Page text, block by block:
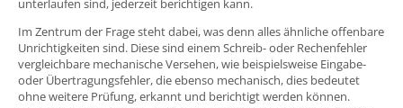
unterlaufen sind, jederzeit berichtigen kann.
Im Zentrum der Frage steht dabei, was denn alles ähnliche offenbare
Unrichtigkeiten sind. Diese sind einem Schreib- oder Rechenfehler
vergleichbare mechanische Versehen, wie beispielsweise Eingabe-
oder Übertragungsfehler, die ebenso mechanisch, dies bedeutet
ohne weitere Prüfung, erkannt und berichtigt werden können.